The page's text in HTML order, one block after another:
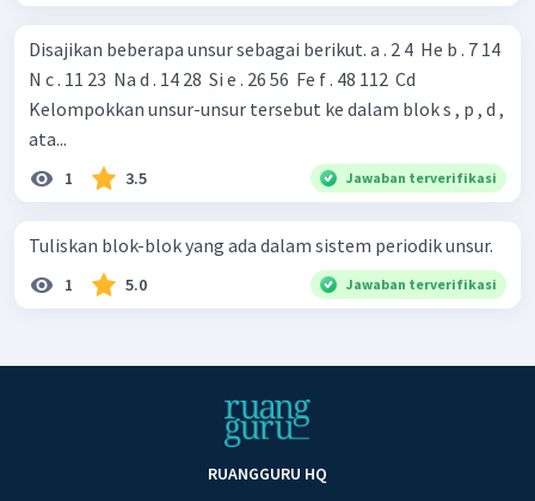
Disajikan beberapa unsur sebagai berikut. a . 2 4 ​ He b . 7 14 ​
N c . 11 23 ​ Na d . 14 28 ​ Si e . 26 56 ​ Fe f . 48 112 ​ Cd
Kelompokkan unsur-unsur tersebut ke dalam blok s , p , d ,
ata...
1 3.5 Jawaban terverifikasi
Tuliskan blok-blok yang ada dalam sistem periodik unsur.
1 5.0 Jawaban terverifikasi
RUANGGURU HQ